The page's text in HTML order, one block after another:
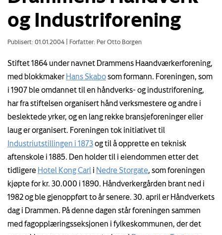
og Industriforening
Publisert: 01.01.2004 Forfatter: Per Otto Borgen
Stiftet 1864 under navnet Drammens Haandværkerforening,
med blokkmaker Hans Skabosom formann. Foreningen, som
i 1907 ble omdannet til en håndverks- og industriforening,
har fra stiftelsen organisert hånd verksmestere og andre i
beslektede yrker, og en lang rekke bransjeforeninger eller
laug er organisert. Foreningen tok initiativet til
Industriutstillingen i 1873og til å opprette en teknisk
aftenskole i 1885. Den holder til i eiendommen etter det
tidligere Hotel Kong Carl i Nedre Storgate, som foreningen
kjøpte for kr. 30.000 i 1890. Håndverkergården brant ned i
1982 og ble gjenoppført to år senere. 30. april er Håndverkets
dag i Drammen. På denne dagen står foreningen sammen
med fagopplæringsseksjonen i fylkeskommunen, der det